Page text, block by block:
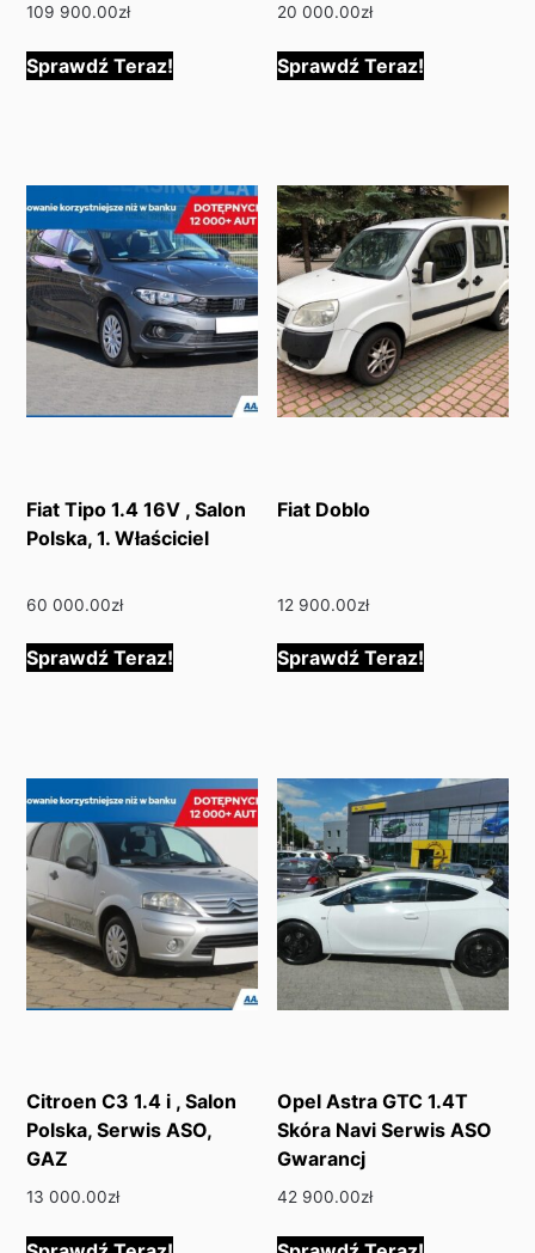
109 900.00zł
Sprawdź Teraz!
20 000.00zł
Sprawdź Teraz!
Fiat Tipo 1.4 16V , Salon
Polska, 1. Właściciel
60 000.00zł
Sprawdź Teraz!
Fiat Doblo
12 900.00zł
Sprawdź Teraz!
Citroen C3 1.4 i , Salon
Polska, Serwis ASO,
GAZ
13 000.00zł
Opel Astra GTC 1.4T
Skóra Navi Serwis ASO
Gwarancj
42 900.00zł